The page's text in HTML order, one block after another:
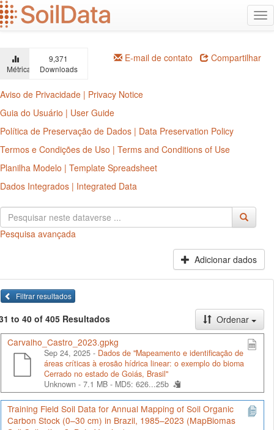
Ir
para
o
principal
Métricas
9,371
Downloads
E-mail de contato Compartilhar
Aviso de Privacidade | Privacy Notice
Guia do Usuário | User Guide
Política de Preservação de Dados | Data Preservation Policy
Termos e Condições de Uso | Terms and Conditions of Use
Planilha Modelo | Template Spreadsheet
Dados Integrados | Integrated Data
Pesquisa avançada
Adicionar dados
Filtrar resultados
to 40 of 405 Resultados
Ordenar
Carvalho_Castro_2023.gpkg
Sep 24, 2025 - Dados de "Mapeamento e identificação de
áreas críticas à erosão hídrica linear: o exemplo do bioma
Cerrado no estado de Goiás, Brasil"
Unknown - 7.1 MB - MD5: 626...25b
Training Field Soil Data for Annual Mapping of Soil Organic
Carbon Stock (0–30 cm) in Brazil, 1985–2023 (MapBiomas